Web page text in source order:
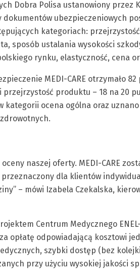
Dobra Polisa ustanowiony przez
ubezpieczeniowych
kategoriach:
sposób ustalania wysokości
rynku, elastyczność, cena
MEDI-CARE otrzymało
produktu – 18 na 20
kategorii ocena ogólna oraz
naszej oferty. MEDI-CARE
dla klientów
– mówi Izabela Czekalska,
Centrum Medycznego ENEL-
opłatę odpowiadającą kosztowi
szybki dostęp (bez
przy użyciu wysokiej jakości